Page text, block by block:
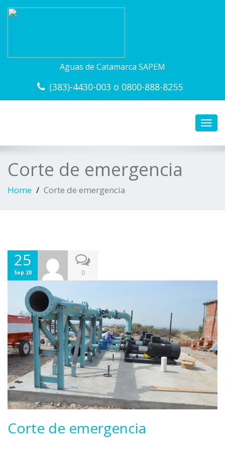
Aguas de Catamarca SAPEM
(383)-4430-003 o 0800-888-8255
Corte de emergencia
Home Corte de emergencia
25
Sep 20 0
Corte de emergencia